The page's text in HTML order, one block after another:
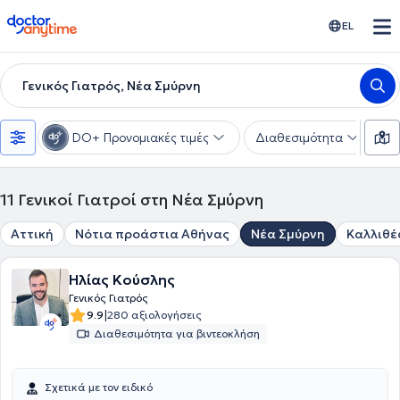
doctoranytime EL
Γενικός Γιατρός, Νέα Σμύρνη
DO+ Προνομιακές τιμές Διαθεσιμότητα
11 Γενικοί Γιατροί στη Νέα Σμύρνη
Αττική Νότια προάστια Αθήνας Νέα Σμύρνη
Ηλίας Κούσλης
Γενικός Γιατρός
9.9|280 αξιολογήσεις
Διαθεσιμότητα για βιντεοκλήση
Σχετικά με τον ειδικό